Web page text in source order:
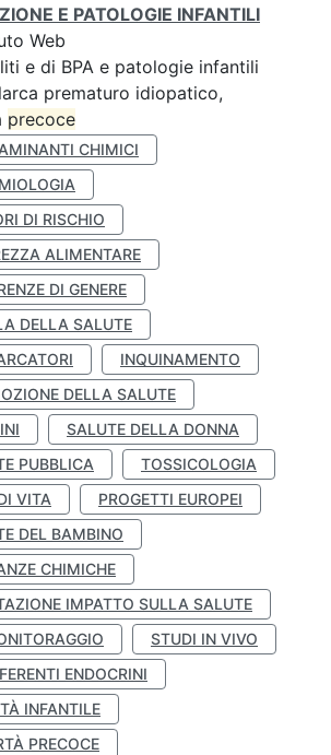
E PATOLOGIE INFANTILI
Web
e di BPA e patologie infantili
prematuro idiopatico,
precoce
CHIMICI
DI RISCHIO
ALIMENTARE
DI GENERE
DELLA SALUTE
INQUINAMENTO
DELLA SALUTE
SALUTE DELLA DONNA
PUBBLICA
TOSSICOLOGIA
VITA
PROGETTI EUROPEI
DEL BAMBINO
CHIMICHE
IMPATTO SULLA SALUTE
STUDI IN VIVO
ENDOCRINI
INFANTILE
PRECOCE